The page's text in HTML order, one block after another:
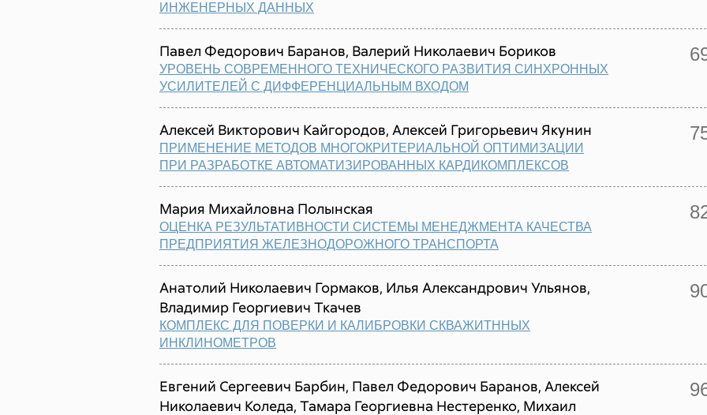
ИНЖЕНЕРНЫХ ДАННЫХ
Павел Федорович Баранов, Валерий Николаевич Бориков
УРОВЕНЬ СОВРЕМЕННОГО ТЕХНИЧЕСКОГО РАЗВИТИЯ СИНХРОННЫХ
УСИЛИТЕЛЕЙ С ДИФФЕРЕНЦИАЛЬНЫМ ВХОДОМ
Алексей Викторович Кайгородов, Алексей Григорьевич Якунин
ПРИМЕНЕНИЕ МЕТОДОВ МНОГОКРИТЕРИАЛЬНОЙ ОПТИМИЗАЦИИ
ПРИ РАЗРАБОТКЕ АВТОМАТИЗИРОВАННЫХ КАРДИКОМПЛЕКСОВ
Мария Михайловна Полынская
ОЦЕНКА РЕЗУЛЬТАТИВНОСТИ СИСТЕМЫ МЕНЕДЖМЕНТА КАЧЕСТВА
ПРЕДПРИЯТИЯ ЖЕЛЕЗНОДОРОЖНОГО ТРАНСПОРТА
Анатолий Николаевич Гормаков, Илья Александрович Ульянов,
Владимир Георгиевич Ткачев
КОМПЛЕКС ДЛЯ ПОВЕРКИ И КАЛИБРОВКИ СКВАЖИТННЫХ
ИНКЛИНОМЕТРОВ
Евгений Сергеевич Барбин, Павел Федорович Баранов, Алексей
Николаевич Коледа, Тамара Георгиевна Нестеренко, Михаил